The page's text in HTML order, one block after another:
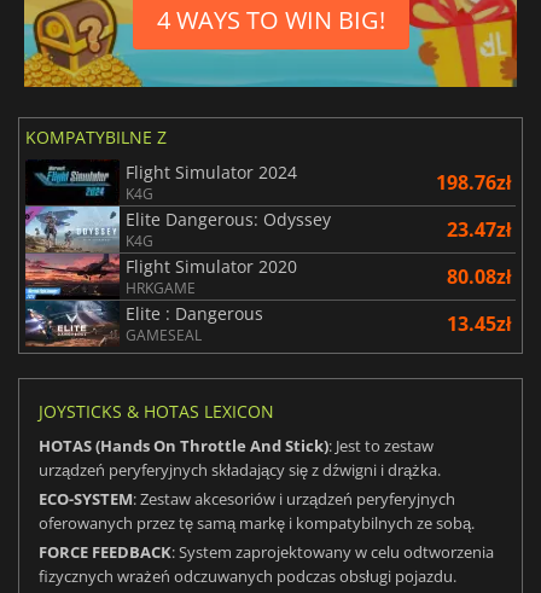
4 WAYS TO WIN BIG!
KOMPATYBILNE Z
Flight Simulator 2024
K4G 198.76zł
Elite Dangerous: Odyssey
K4G 23.47zł
Flight Simulator 2020
HRKGAME 80.08zł
Elite : Dangerous
GAMESEAL 13.45zł
JOYSTICKS & HOTAS LEXICON
HOTAS (Hands On Throttle And Stick): Jest to zestaw
urządzeń peryferyjnych składający się z dźwigni i drążka.
ECO-SYSTEM: Zestaw akcesoriów i urządzeń peryferyjnych
oferowanych przez tę samą markę i kompatybilnych ze sobą.
FORCE FEEDBACK: System zaprojektowany w celu odtworzenia
fizycznych wrażeń odczuwanych podczas obsługi pojazdu.